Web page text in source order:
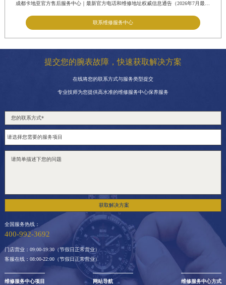
联系维修服务中心
提交您的腕表故障，快速获取解决方案
在线将您的联系方式与服务类型提交
专业技师为您提供高水准的维修服务中心保养服务
获取解决方案
全国服务热线：
400-992-3692
门店营业：09:00-19:30（节假日正常营业）
客服在线：08:00-22:00（节假日正常营业）
维修服务中心项目 网站导航 维修服务中心方式